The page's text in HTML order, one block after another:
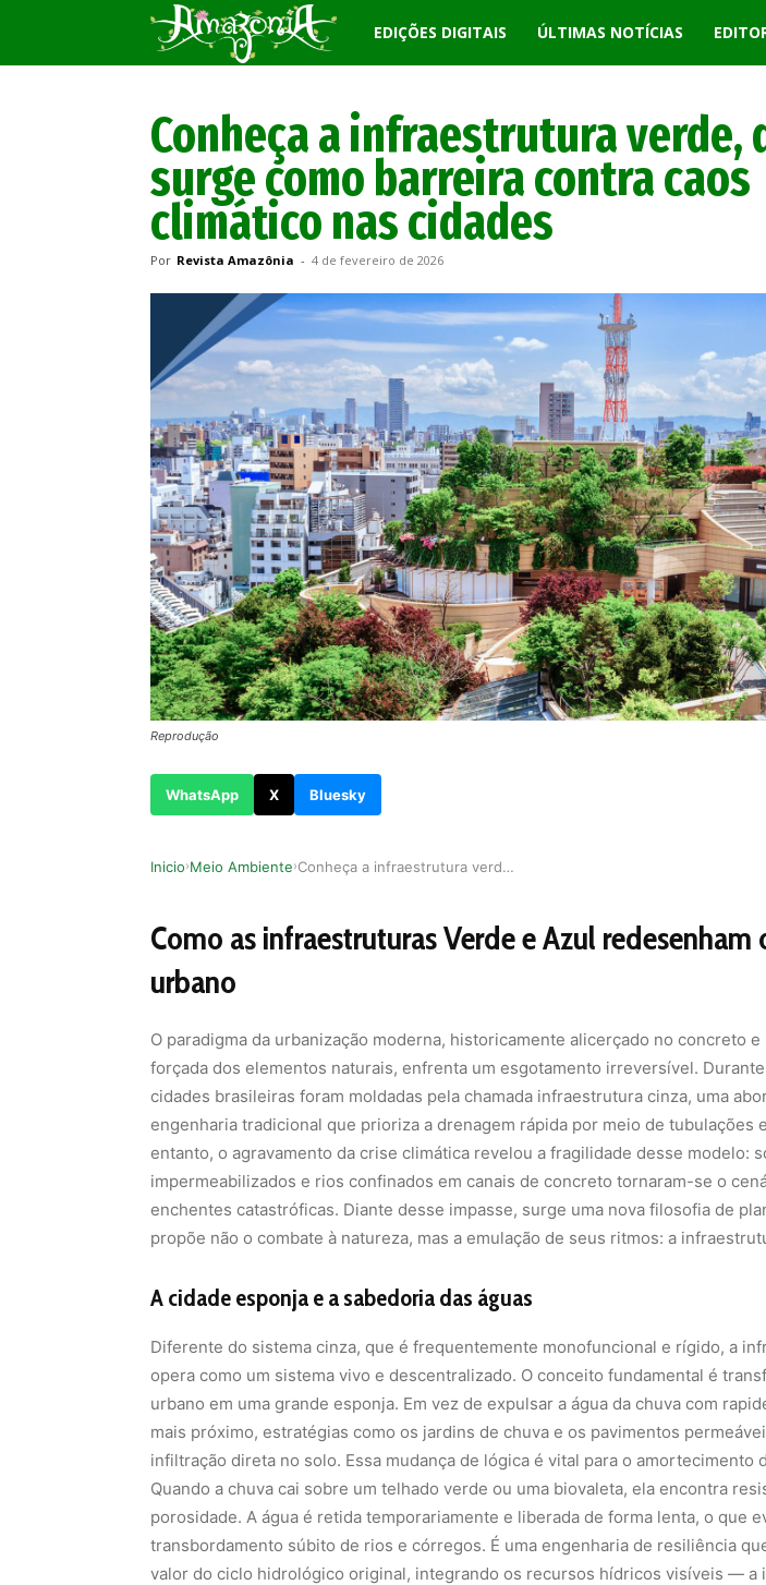
Revista
EDIÇÕES DIGITAIS ÚLTIMAS NOTÍCIAS
Conheça a infraestrutura verde,
surge como barreira contra caos
climático nas cidades
Por Revista Amazônia - 4 de fevereiro de 2026
Reprodução
WhatsApp X Bluesky
Inicio›Meio Ambiente› Conheça a infraestrutura verde, que surge como …
Como as infraestruturas Verde e Azul
urbano
O paradigma da urbanização moderna, historicamente alicerçado no concreto e
forçada dos elementos naturais, enfrenta um esgotamento irreversível. Durante
cidades brasileiras foram moldadas pela chamada infraestrutura cinza, uma
engenharia tradicional que prioriza a drenagem rápida por meio de tubulações
entanto, o agravamento da crise climática revelou a fragilidade desse modelo:
impermeabilizados e rios confinados em canais de concreto tornaram-se o
enchentes catastróficas. Diante desse impasse, surge uma nova filosofia de
propõe não o combate à natureza, mas a emulação de seus ritmos: a
A cidade esponja e a sabedoria das águas
Diferente do sistema cinza, que é frequentemente monofuncional e rígido, a
opera como um sistema vivo e descentralizado. O conceito fundamental é
urbano em uma grande esponja. Em vez de expulsar a água da chuva com
mais próximo, estratégias como os jardins de chuva e os pavimentos
infiltração direta no solo. Essa mudança de lógica é vital para o amortecimento
Quando a chuva cai sobre um telhado verde ou uma biovaleta, ela encontra
porosidade. A água é retida temporariamente e liberada de forma lenta, o que
transbordamento súbito de rios e córregos. É uma engenharia de resiliência
valor do ciclo hidrológico original, integrando os recursos hídricos visíveis — a